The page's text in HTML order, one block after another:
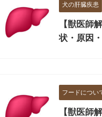
犬の肝臓疾患
【獣医師
状・原因
フードについ
【獣医師